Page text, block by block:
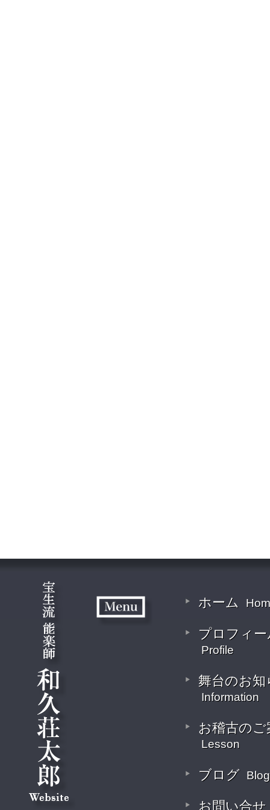
ホーム
プロフィー
Profile
舞台のお知
Information
お稽古のご
Lesson
ブログ Blog
お問い合せ